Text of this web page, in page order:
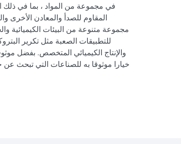
المقاوم للصدأ والمعادن الأخرى
مجموعة متنوعة من البيئات الكيميائية
للتطبيقات الصعبة مثل تكرير
والإنتاج الكيميائي المتخصص. بفضل